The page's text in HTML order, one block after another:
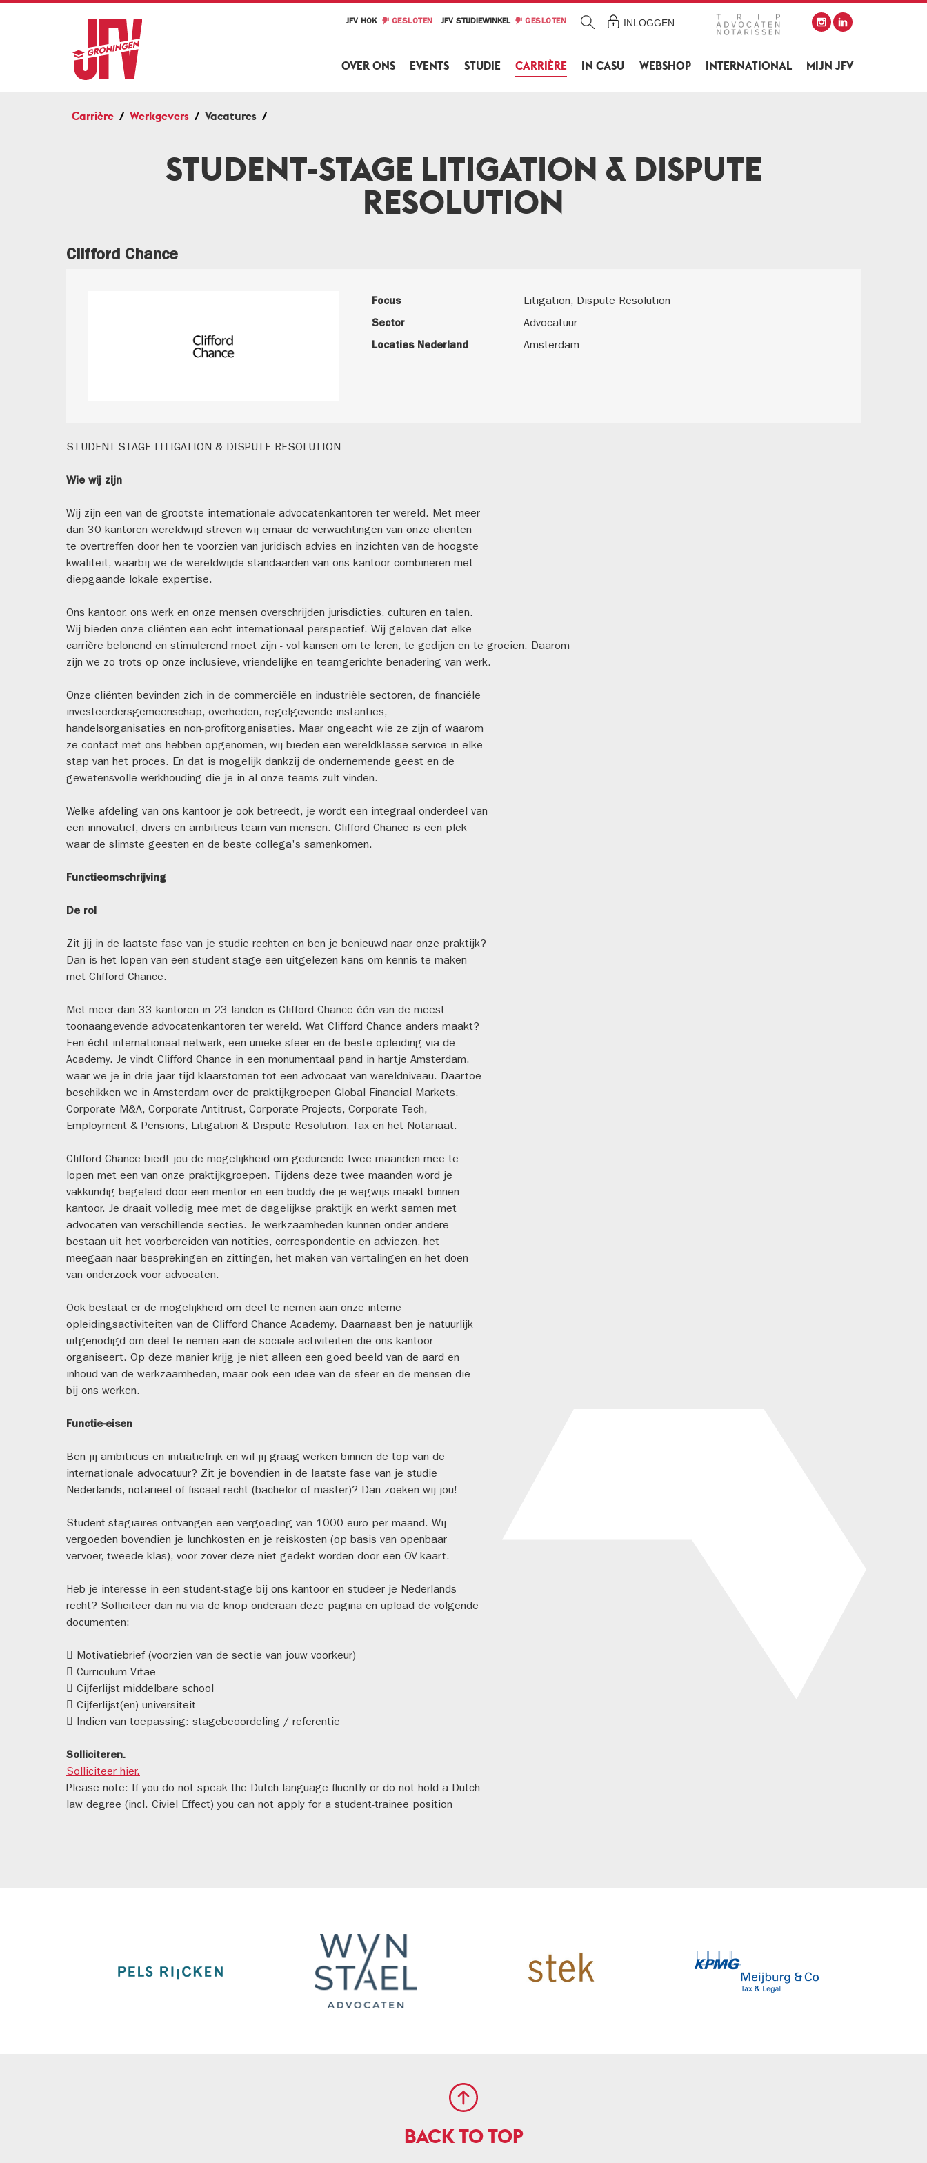
OVER ONS EVENTS STUDIE CARRIÈRE IN CASU WEBSHOP INTERNATIONAL MIJN JFV
JFV HOK GESLOTEN JFV STUDIEWINKEL GESLOTEN INLOGGEN
Carrière Werkgevers Vacatures
STUDENT-STAGE LITIGATION & DISPUTE
RESOLUTION
Clifford Chance
Focus
Litigation, Dispute Resolution
Sector
Advocatuur
Locaties Nederland
Amsterdam
STUDENT-STAGE LITIGATION & DISPUTE RESOLUTION
Wie wij zijn
Wij zijn een van de grootste internationale advocatenkantoren ter wereld. Met meer
dan 30 kantoren wereldwijd streven wij ernaar de verwachtingen van onze cliënten
te overtreffen door hen te voorzien van juridisch advies en inzichten van de hoogste
kwaliteit, waarbij we de wereldwijde standaarden van ons kantoor combineren met
diepgaande lokale expertise.
Ons kantoor, ons werk en onze mensen overschrijden jurisdicties, culturen en talen.
Wij bieden onze cliënten een echt internationaal perspectief. Wij geloven dat elke
carrière belonend en stimulerend moet zijn - vol kansen om te leren, te gedijen en te groeien. Daarom
zijn we zo trots op onze inclusieve, vriendelijke en teamgerichte benadering van werk.
Onze cliënten bevinden zich in de commerciële en industriële sectoren, de financiële
investeerdersgemeenschap, overheden, regelgevende instanties,
handelsorganisaties en non-profitorganisaties. Maar ongeacht wie ze zijn of waarom
ze contact met ons hebben opgenomen, wij bieden een wereldklasse service in elke
stap van het proces. En dat is mogelijk dankzij de ondernemende geest en de
gewetensvolle werkhouding die je in al onze teams zult vinden.
Welke afdeling van ons kantoor je ook betreedt, je wordt een integraal onderdeel van
een innovatief, divers en ambitieus team van mensen. Clifford Chance is een plek
waar de slimste geesten en de beste collega's samenkomen.
Functieomschrijving
De rol
Zit jij in de laatste fase van je studie rechten en ben je benieuwd naar onze praktijk?
Dan is het lopen van een student-stage een uitgelezen kans om kennis te maken
met Clifford Chance.
Met meer dan 33 kantoren in 23 landen is Clifford Chance één van de meest
toonaangevende advocatenkantoren ter wereld. Wat Clifford Chance anders maakt?
Een écht internationaal netwerk, een unieke sfeer en de beste opleiding via de
Academy. Je vindt Clifford Chance in een monumentaal pand in hartje Amsterdam,
waar we je in drie jaar tijd klaarstomen tot een advocaat van wereldniveau. Daartoe
beschikken we in Amsterdam over de praktijkgroepen Global Financial Markets,
Corporate M&A, Corporate Antitrust, Corporate Projects, Corporate Tech,
Employment & Pensions, Litigation & Dispute Resolution, Tax en het Notariaat.
Clifford Chance biedt jou de mogelijkheid om gedurende twee maanden mee te
lopen met een van onze praktijkgroepen. Tijdens deze twee maanden word je
vakkundig begeleid door een mentor en een buddy die je wegwijs maakt binnen
kantoor. Je draait volledig mee met de dagelijkse praktijk en werkt samen met
advocaten van verschillende secties. Je werkzaamheden kunnen onder andere
bestaan uit het voorbereiden van notities, correspondentie en adviezen, het
meegaan naar besprekingen en zittingen, het maken van vertalingen en het doen
van onderzoek voor advocaten.
Ook bestaat er de mogelijkheid om deel te nemen aan onze interne
opleidingsactiviteiten van de Clifford Chance Academy. Daarnaast ben je natuurlijk
uitgenodigd om deel te nemen aan de sociale activiteiten die ons kantoor
organiseert. Op deze manier krijg je niet alleen een goed beeld van de aard en
inhoud van de werkzaamheden, maar ook een idee van de sfeer en de mensen die
bij ons werken.
Functie-eisen
Ben jij ambitieus en initiatiefrijk en wil jij graag werken binnen de top van de
internationale advocatuur? Zit je bovendien in de laatste fase van je studie
Nederlands, notarieel of fiscaal recht (bachelor of master)? Dan zoeken wij jou!
Student-stagiaires ontvangen een vergoeding van 1000 euro per maand. Wij
vergoeden bovendien je lunchkosten en je reiskosten (op basis van openbaar
vervoer, tweede klas), voor zover deze niet gedekt worden door een OV-kaart.
Heb je interesse in een student-stage bij ons kantoor en studeer je Nederlands
recht? Solliciteer dan nu via de knop onderaan deze pagina en upload de volgende
documenten:
 Motivatiebrief (voorzien van de sectie van jouw voorkeur)
 Curriculum Vitae
 Cijferlijst middelbare school
 Cijferlijst(en) universiteit
 Indien van toepassing: stagebeoordeling / referentie
Solliciteren.
Solliciteer hier.
Please note: If you do not speak the Dutch language fluently or do not hold a Dutch
law degree (incl. Civiel Effect) you can not apply for a student-trainee position
BACK TO TOP